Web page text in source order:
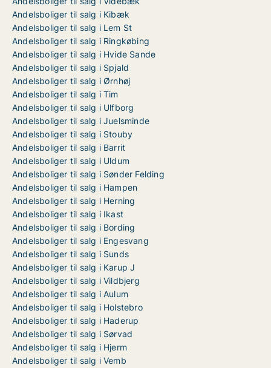
Andelsboliger til salg i Kibæk
Andelsboliger til salg i Lem St
Andelsboliger til salg i Ringkøbing
Andelsboliger til salg i Hvide Sande
Andelsboliger til salg i Spjald
Andelsboliger til salg i Ørnhøj
Andelsboliger til salg i Tim
Andelsboliger til salg i Ulfborg
Andelsboliger til salg i Juelsminde
Andelsboliger til salg i Stouby
Andelsboliger til salg i Barrit
Andelsboliger til salg i Uldum
Andelsboliger til salg i Sønder Felding
Andelsboliger til salg i Hampen
Andelsboliger til salg i Herning
Andelsboliger til salg i Ikast
Andelsboliger til salg i Bording
Andelsboliger til salg i Engesvang
Andelsboliger til salg i Sunds
Andelsboliger til salg i Karup J
Andelsboliger til salg i Vildbjerg
Andelsboliger til salg i Aulum
Andelsboliger til salg i Holstebro
Andelsboliger til salg i Haderup
Andelsboliger til salg i Sørvad
Andelsboliger til salg i Hjerm
Andelsboliger til salg i Vemb